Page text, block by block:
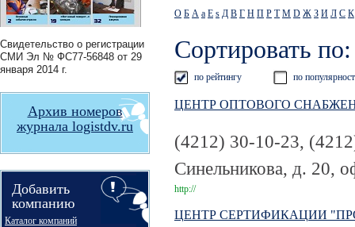
Свидетельство о регистрации
СМИ Эл № ФС77-56848 от 29
января 2014 г.
Архив номеров
журнала logistdv.ru
Добавить
компанию
Каталог компаний
О Б А a E s Д В Г Н П Р Т М D Ж З И Л С К
Сортировать по:
по рейтингу по
ЦЕНТР ОПТОВОГО
(4212) 30-10-23,
Синельникова, д. 20,
http://
ЦЕНТР СЕРТИФИКАЦИИ